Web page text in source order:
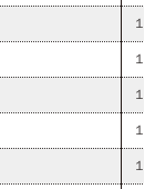
１
１
１
１
１